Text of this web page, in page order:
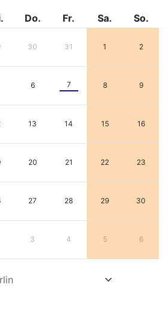
Do. Fr. Sa. So.
30 31 1 2
6 7 8 9
13 14 15 16
20 21 22 23
27 28 29 30
3 4 5 6